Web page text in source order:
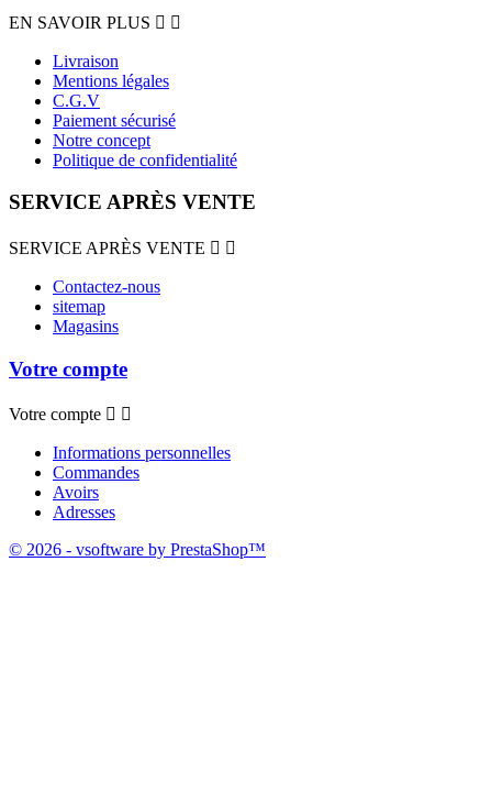
EN SAVOIR PLUS  
Livraison
Mentions légales
C.G.V
Paiement sécurisé
Notre concept
Politique de confidentialité
SERVICE APRÈS VENTE
SERVICE APRÈS VENTE  
Contactez-nous
sitemap
Magasins
Votre compte
Votre compte  
Informations personnelles
Commandes
Avoirs
Adresses
© 2026 - vsoftware by PrestaShop™